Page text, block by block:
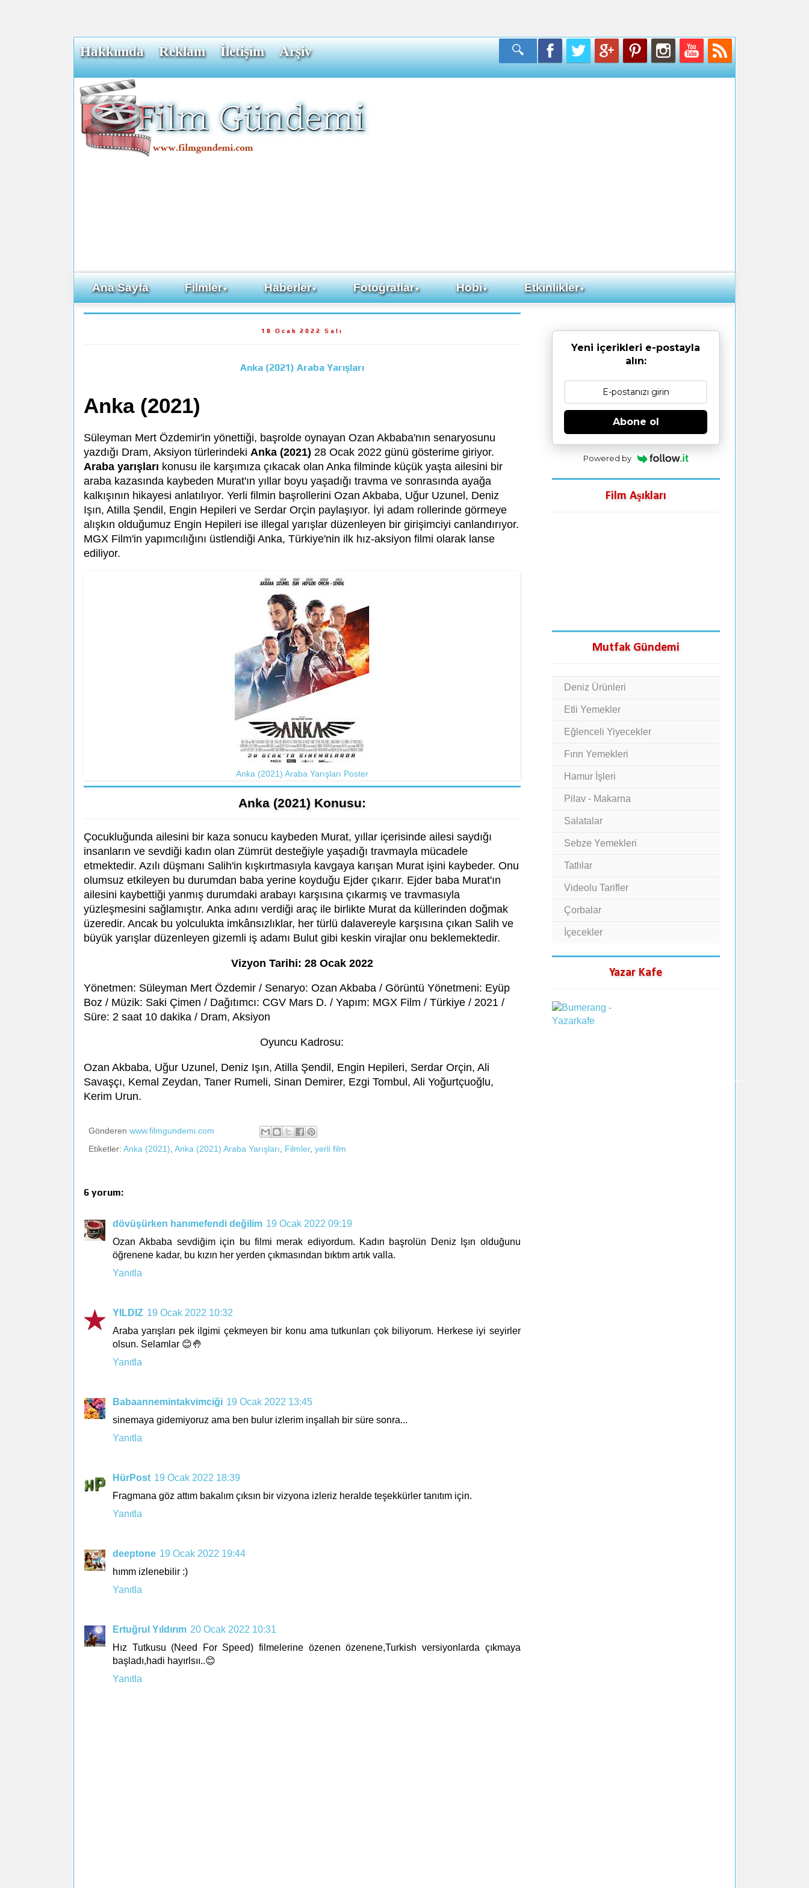
Hakkımda Reklam İletişim Arşiv
Ana Sayfa Filmler▼ Haberler▼ Fotoğraflar▼ Hobi▼ Etkinlikler▼
18 Ocak 2022 Salı
Anka (2021) Araba Yarışları
Anka (2021)
Süleyman Mert Özdemir'in yönettiği, başrolde oynayan Ozan Akbaba'nın senaryosunu
yazdığı Dram, Aksiyon türlerindeki Anka (2021) 28 Ocak 2022 günü gösterime giriyor.
Araba yarışları konusu ile karşımıza çıkacak olan Anka filminde küçük yaşta ailesini bir
araba kazasında kaybeden Murat'ın yıllar boyu yaşadığı travma ve sonrasında ayağa
kalkışının hikayesi anlatılıyor. Yerli filmin başrollerini Ozan Akbaba, Uğur Uzunel, Deniz
Işın, Atilla Şendil, Engin Hepileri ve Serdar Orçin paylaşıyor. İyi adam rollerinde görmeye
alışkın olduğumuz Engin Hepileri ise illegal yarışlar düzenleyen bir girişimciyi canlandırıyor.
MGX Film'in yapımcılığını üstlendiği Anka, Türkiye'nin ilk hız-aksiyon filmi olarak lanse
ediliyor.
Anka (2021) Araba Yarışları Poster
Anka (2021) Konusu:
Çocukluğunda ailesini bir kaza sonucu kaybeden Murat, yıllar içerisinde ailesi saydığı
insanların ve sevdiği kadın olan Zümrüt desteğiyle yaşadığı travmayla mücadele
etmektedir. Azılı düşmanı Salih'in kışkırtmasıyla kavgaya karışan Murat işini kaybeder. Onu
olumsuz etkileyen bu durumdan baba yerine koyduğu Ejder çıkarır. Ejder baba Murat'ın
ailesini kaybettiği yanmış durumdaki arabayı karşısına çıkarmış ve travmasıyla
yüzleşmesini sağlamıştır. Anka adını verdiği araç ile birlikte Murat da küllerinden doğmak
üzeredir. Ancak bu yolculukta imkânsızlıklar, her türlü dalavereyle karşısına çıkan Salih ve
büyük yarışlar düzenleyen gizemli iş adamı Bulut gibi keskin virajlar onu beklemektedir.
Vizyon Tarihi: 28 Ocak 2022
Yönetmen: Süleyman Mert Özdemir / Senaryo: Ozan Akbaba / Görüntü Yönetmeni: Eyüp
Boz / Müzik: Saki Çimen / Dağıtımcı: CGV Mars D. / Yapım: MGX Film / Türkiye / 2021 /
Süre: 2 saat 10 dakika / Dram, Aksiyon
Oyuncu Kadrosu:
Ozan Akbaba, Uğur Uzunel, Deniz Işın, Atilla Şendil, Engin Hepileri, Serdar Orçin, Ali
Savaşçı, Kemal Zeydan, Taner Rumeli, Sinan Demirer, Ezgi Tombul, Ali Yoğurtçuoğlu,
Kerim Urun.
Gönderen www.filmgundemi.com
Etiketler: Anka (2021) Anka (2021) Araba Yarışları Filmler, yerli film
6 yorum:
dövüşürken hanımefendi değilim 19 Ocak 2022 09:19
Ozan Akbaba sevdiğim için bu filmi merak ediyordum. Kadın başrolün Deniz Işın olduğunu
öğrenene kadar, bu kızın her yerden çıkmasından bıktım artık valla.
Yanıtla
YILDIZ 19 Ocak 2022 10:32
Araba yarışları pek ilgimi çekmeyen bir konu ama tutkunları çok biliyorum. Herkese iyi seyirler
olsun. Selamlar 😊🤚
Yanıtla
Babaannemintakvimciği 19 Ocak 2022 13:45
sinemaya gidemiyoruz ama ben bulur izlerim inşallah bir süre sonra...
Yanıtla
HürPost 19 Ocak 2022 18:39
Fragmana göz attım bakalım çıksın bir vizyona izleriz heralde teşekkürler tanıtım için.
Yanıtla
deeptone 19 Ocak 2022 19:44
hımm izlenebilir :)
Yanıtla
Ertuğrul Yıldırım 20 Ocak 2022 10:31
Hız Tutkusu (Need For Speed) filmelerine özenen özenene,Turkish versiyonlarda çıkmaya
başladı,hadi hayırlsıı..😊
Yanıtla
Yeni içerikleri e-postayla
alın:
Abone ol
Powered by
Film Aşıkları
Mutfak Gündemi
Deniz Ürünleri
Etli Yemekler
Eğlenceli Yiyecekler
Fırın Yemekleri
Hamur İşleri
Pilav - Makarna
Salatalar
Sebze Yemekleri
Tatlılar
Videolu Tarifler
Çorbalar
İçecekler
Yazar Kafe